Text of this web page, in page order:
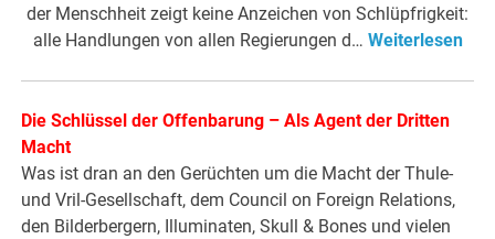
der Menschheit zeigt keine Anzeichen von Schlüpfrigkeit:
alle Handlungen von allen Regierungen d… Weiterlesen
Die Schlüssel der Offenbarung – Als Agent der Dritten
Macht
Was ist dran an den Gerüchten um die Macht der Thule-
und Vril-Gesellschaft, dem Council on Foreign Relations,
den Bilderbergern, Illuminaten, Skull & Bones und vielen